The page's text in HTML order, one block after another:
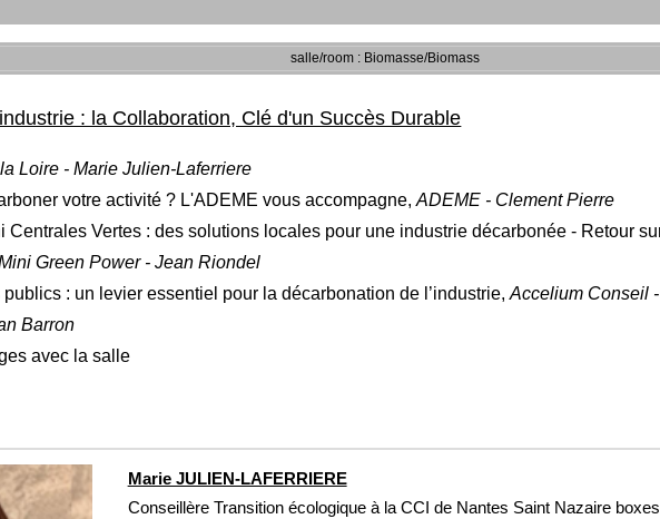
salle/room : Biomasse/Biomass
: la Collaboration, Clé d'un Succès Durable
Loire - Marie Julien-Laferriere
votre activité ? L'ADEME vous accompagne, ADEME - Clement Pierre
Vertes : des solutions locales pour une industrie décarbonée - Retour
Green Power - Jean Riondel
: un levier essentiel pour la décarbonation de l’industrie,Accelium Conseil
Barron
avec la salle
Marie JULIEN-LAFERRIERE
Conseillère Transition écologique à la CCI de Nantes Saint Nazaire